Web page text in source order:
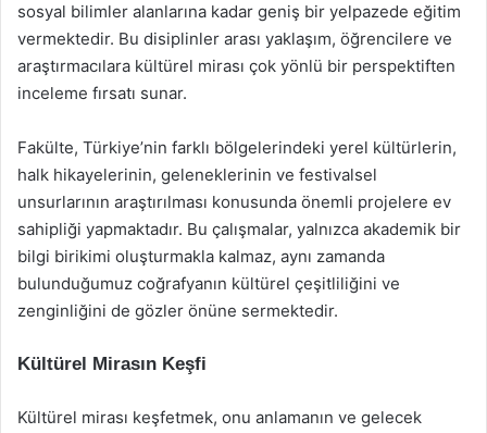
sosyal bilimler alanlarına kadar geniş bir yelpazede eğitim
vermektedir. Bu disiplinler arası yaklaşım, öğrencilere ve
araştırmacılara kültürel mirası çok yönlü bir perspektiften
inceleme fırsatı sunar.
Fakülte, Türkiye’nin farklı bölgelerindeki yerel kültürlerin,
halk hikayelerinin, geleneklerinin ve festivalsel
unsurlarının araştırılması konusunda önemli projelere ev
sahipliği yapmaktadır. Bu çalışmalar, yalnızca akademik bir
bilgi birikimi oluşturmakla kalmaz, aynı zamanda
bulunduğumuz coğrafyanın kültürel çeşitliliğini ve
zenginliğini de gözler önüne sermektedir.
Kültürel Mirasın Keşfi
Kültürel mirası keşfetmek, onu anlamanın ve gelecek